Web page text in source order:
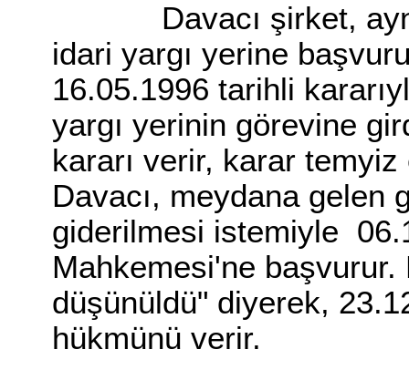
Davacı şirket, aynı
idari yargı yerine
16.05.1996 tarihli
yargı yerinin görevine
kararı verir, karar
Davacı, meydana gelen
giderilmesi istemiyle
Mahkemesi'ne
düşünüldü" diyerek,
hükmünü verir.